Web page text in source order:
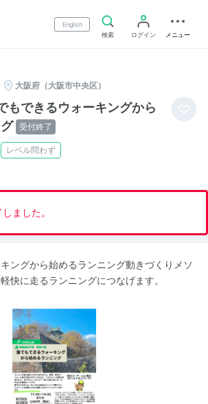
English
検索
ログイン メニュー
大阪府（大阪市中央区）
もできるウォーキングから
受付終了
レベル問わず
ました。
ングから始めるランニング動きづくりメソ
快に走るランニングにつなげます。